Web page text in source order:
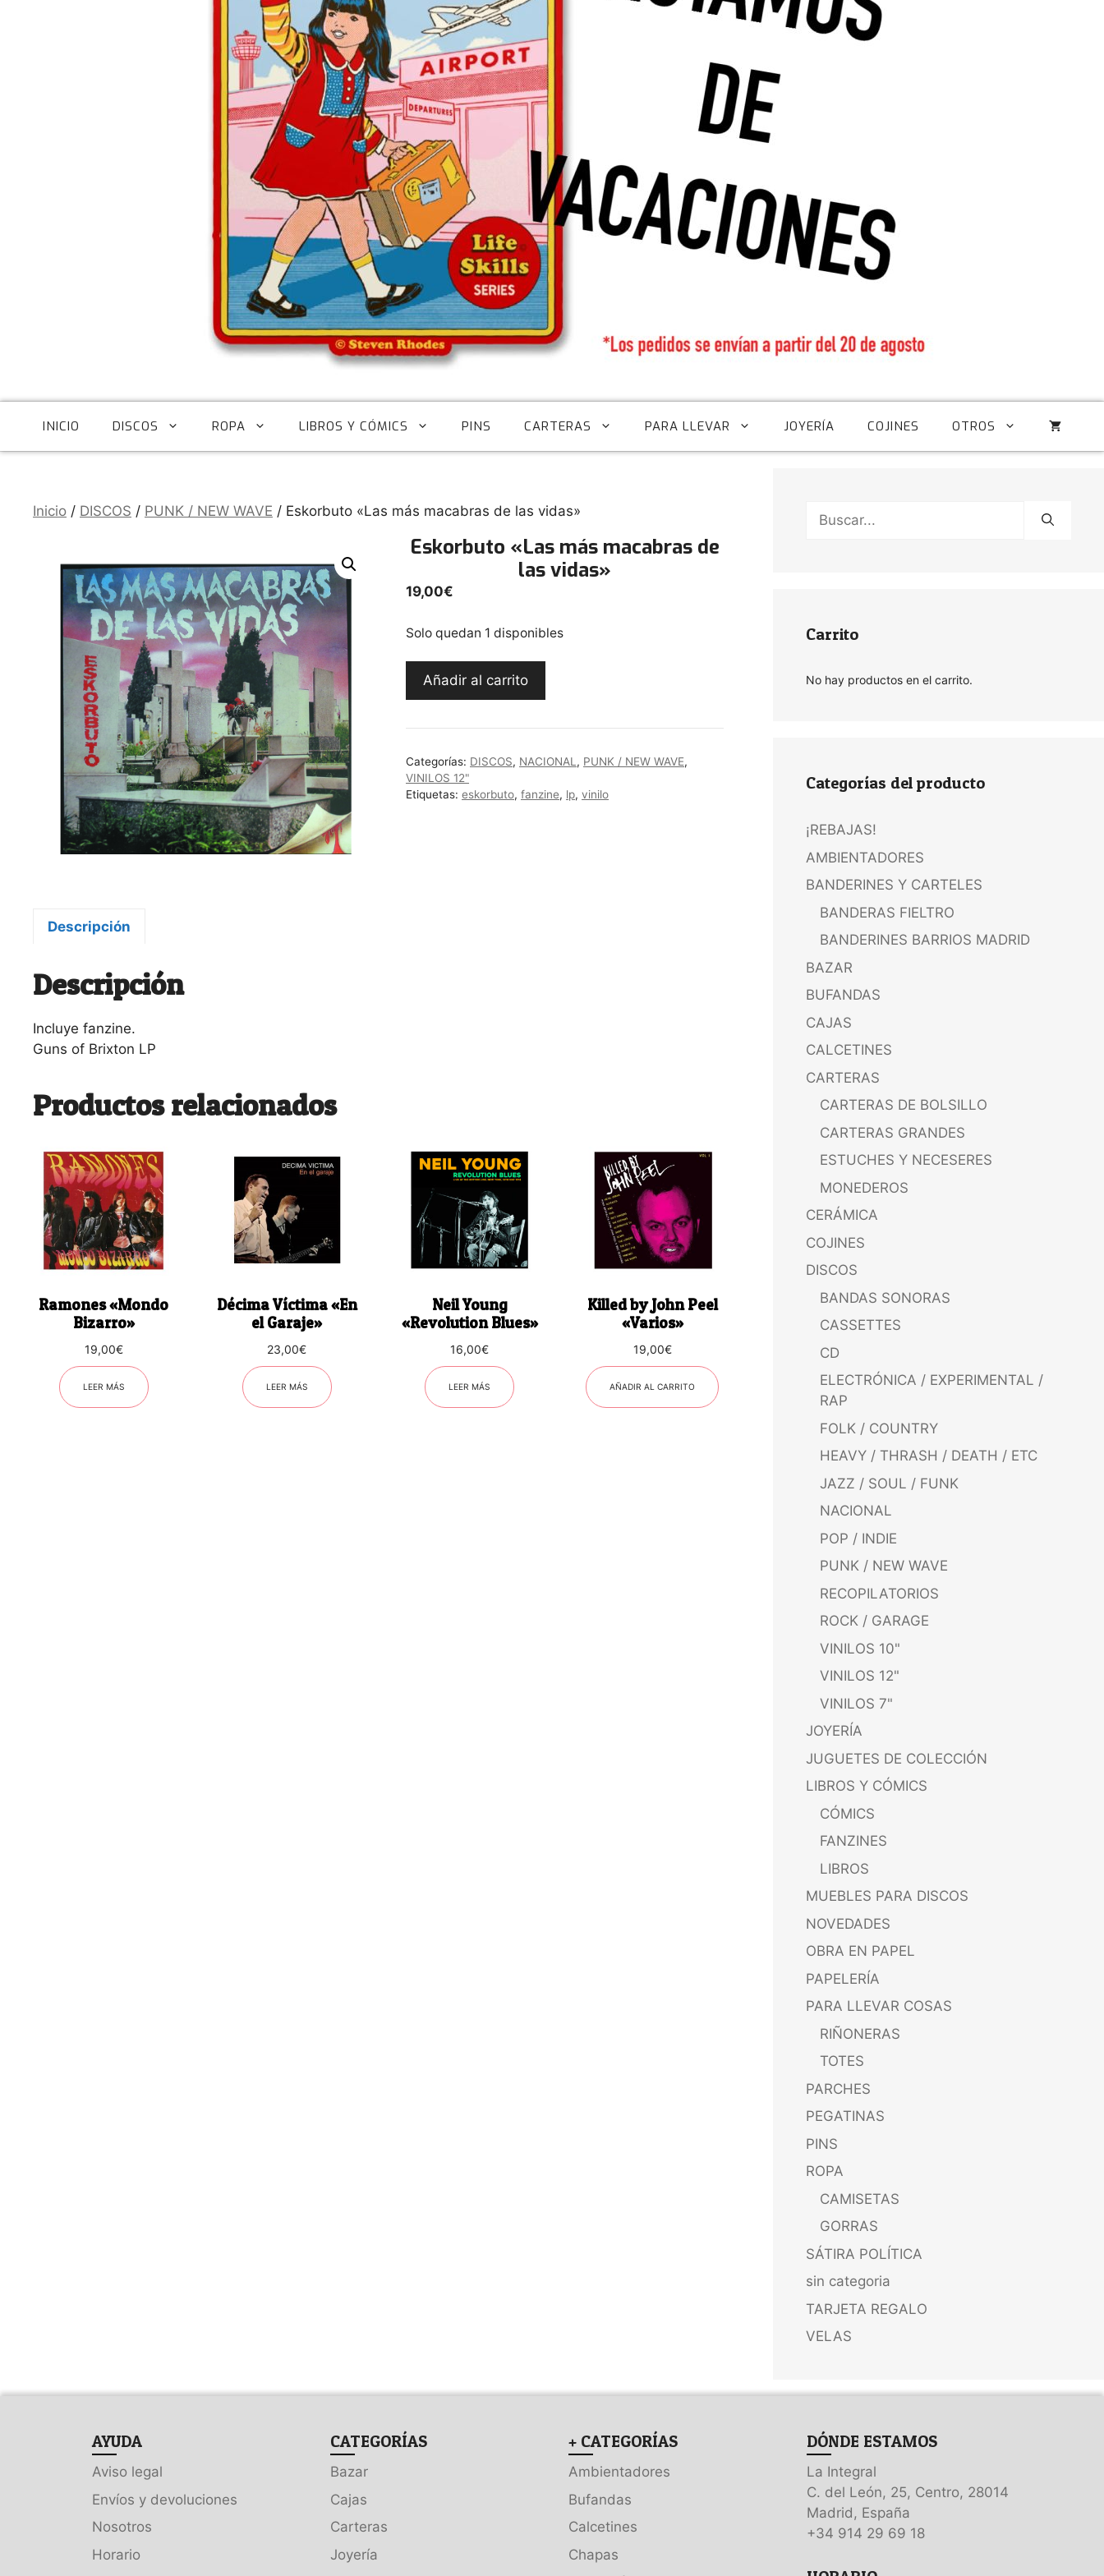
INICIO DISCOS ROPA LIBROS Y CÓMICS PINS CARTERAS PARA LLEVAR JOYERÍA COJINES OTROS
Inicio / DISCOS / PUNK / NEW WAVE / Eskorbuto «Las más macabras de las vidas»
Eskorbuto «Las más macabras de
las vidas»
19,00€
Solo quedan 1 disponibles
"Las
macabras
las
vidas"
Añadir al carrito
Categorías: DISCOS, NACIONAL , PUNK / NEW WAVE,
VINILOS 12"
Etiquetas:eskorbuto,fanzine, lp,vinilo
Descripción
Descripción
Incluye fanzine.
Guns of Brixton LP
Productos relacionados
Ramones «Mondo
Bizarro»
19,00€
LEER MÁS
Décima Víctima «En
el Garaje»
23,00€
LEER MÁS
Neil Young
«Revolution Blues»
16,00€
LEER MÁS
Killed by John Peel
«Varios»
19,00€
AÑADIR AL CARRITO
Buscar:
Carrito
No hay productos en el carrito.
Categorías del producto
¡REBAJAS!
AMBIENTADORES
BANDERINES Y CARTELES
BANDERAS FIELTRO
BANDERINES BARRIOS MADRID
BAZAR
BUFANDAS
CAJAS
CALCETINES
CARTERAS
CARTERAS DE BOLSILLO
CARTERAS GRANDES
ESTUCHES Y NECESERES
MONEDEROS
CERÁMICA
COJINES
DISCOS
BANDAS SONORAS
CASSETTES
CD
ELECTRÓNICA / EXPERIMENTAL /
RAP
FOLK / COUNTRY
HEAVY / THRASH / DEATH / ETC
JAZZ / SOUL / FUNK
NACIONAL
POP / INDIE
PUNK / NEW WAVE
RECOPILATORIOS
ROCK / GARAGE
VINILOS 10"
VINILOS 12"
VINILOS 7"
JOYERÍA
JUGUETES DE COLECCIÓN
LIBROS Y CÓMICS
CÓMICS
FANZINES
LIBROS
MUEBLES PARA DISCOS
NOVEDADES
OBRA EN PAPEL
PAPELERÍA
PARA LLEVAR COSAS
RIÑONERAS
TOTES
PARCHES
PEGATINAS
PINS
ROPA
CAMISETAS
GORRAS
SÁTIRA POLÍTICA
sin categoria
TARJETA REGALO
VELAS
AYUDA
Aviso legal
Envíos y devoluciones
Nosotros
Horario
CATEGORÍAS
Bazar
Cajas
Carteras
Joyería
+ CATEGORÍAS
Ambientadores
Bufandas
Calcetines
Chapas
DÓNDE ESTAMOS
La Integral
C. del León, 25, Centro, 28014
Madrid, España
+34 914 29 69 18